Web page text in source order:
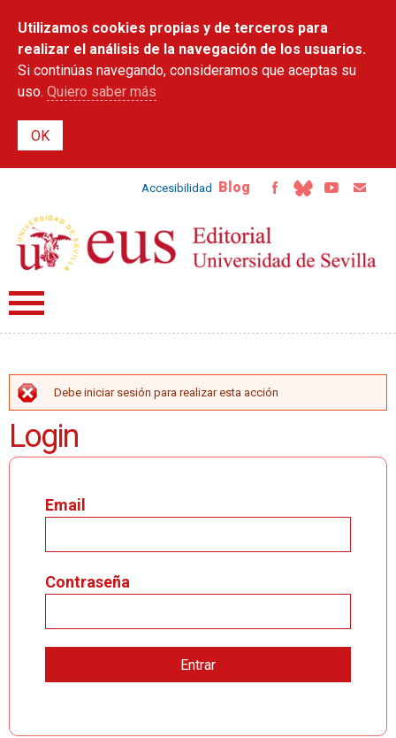
contenido
principal
Utilizamos cookies propias y de terceros para
realizar el análisis de la navegación de los usuarios.
Si continúas navegando, consideramos que aceptas su
uso. Quiero saber más
Accesibilidad Blog
MENSAJE DE ERROR
Debe iniciar sesión para realizar esta acción
Login
Email
Contraseña